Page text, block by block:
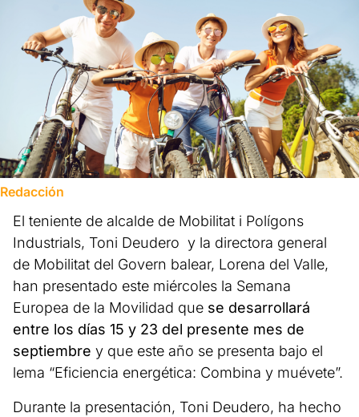
Redacción
El teniente de alcalde de Mobilitat i Polígons
Industrials, Toni Deudero y la directora general
de Mobilitat del Govern balear, Lorena del Valle,
han presentado este miércoles la Semana
Europea de la Movilidad que se desarrollará
entre los días 15 y 23 del presente mes de
septiembre y que este año se presenta bajo el
lema “Eficiencia energética: Combina y muévete”.
Durante la presentación, Toni Deudero, ha hecho